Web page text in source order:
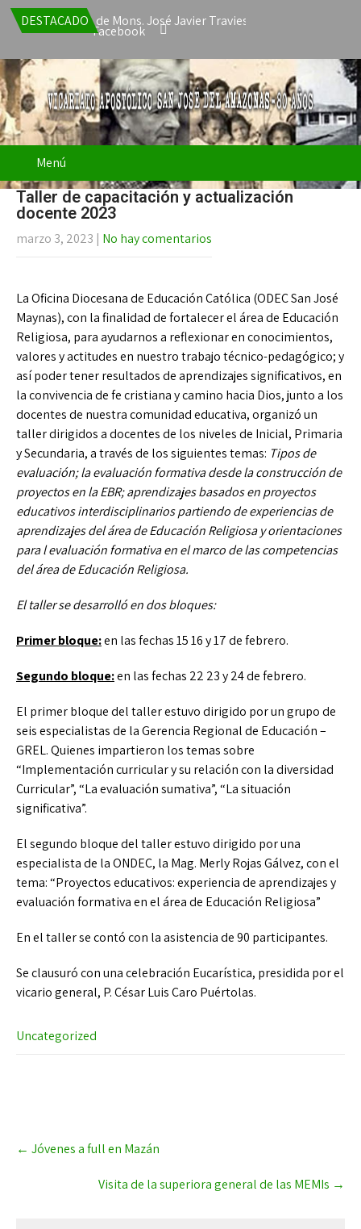
DESTACADO
la renuncia de Mons. José Javier Travieso como Vicario
Facebook
Menú
Taller de capacitación y actualización
docente 2023
marzo 3, 2023 | No hay comentarios
La Oficina Diocesana de Educación Católica (ODEC San José
Maynas), con la finalidad de fortalecer el área de Educación
Religiosa, para ayudarnos a reflexionar en conocimientos,
valores y actitudes en nuestro trabajo técnico-pedagógico; y
así poder tener resultados de aprendizajes significativos, en
la convivencia de fe cristiana y camino hacia Dios, junto a los
docentes de nuestra comunidad educativa, organizó un
taller dirigidos a docentes de los niveles de Inicial, Primaria
y Secundaria, a través de los siguientes temas: Tipos de
evaluación; la evaluación formativa desde la construcción de
proyectos en la EBR; aprendizajes basados en proyectos
educativos interdisciplinarios partiendo de experiencias de
aprendizajes del área de Educación Religiosa y orientaciones
para l evaluación formativa en el marco de las competencias
del área de Educación Religiosa.
El taller se desarrolló en dos bloques:
Primer bloque:en las fechas 15 16 y 17 de febrero.
Segundo bloque:en las fechas 22 23 y 24 de febrero.
El primer bloque del taller estuvo dirigido por un grupo de
seis especialistas de la Gerencia Regional de Educación –
GREL. Quienes impartieron los temas sobre
“Implementación curricular y su relación con la diversidad
Curricular”, “La evaluación sumativa”, “La situación
significativa”.
El segundo bloque del taller estuvo dirigido por una
especialista de la ONDEC, la Mag. Merly Rojas Gálvez, con el
tema: “Proyectos educativos: experiencia de aprendizajes y
evaluación formativa en el área de Educación Religiosa”
En el taller se contó con la asistencia de 90 participantes.
Se clausuró con una celebración Eucarística, presidida por el
vicario general, P. César Luis Caro Puértolas.
Uncategorized
Post
navigation
← Jóvenes a full en Mazán
Visita de la superiora general de las MEMIs →